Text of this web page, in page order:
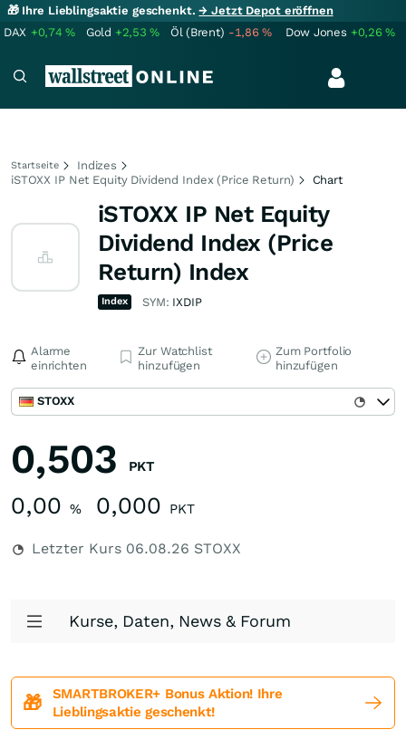
🎁 Ihre Lieblingsaktie geschenkt.→ Jetzt Depot eröffnen
DAX +0,74% Gold +2,53% Öl (Brent) -1,86% Dow Jones +0,26%
Startseite
Indizes
iSTOXX IP Net Equity Dividend Index (Price Return)
Chart
iSTOXX IP Net Equity
Dividend Index (Price
Return) Index
Index SYM: IXDIP
Alarme
einrichten
Zur Watchlist
hinzufügen
Zum Portfolio
hinzufügen
STOXX
0,503 PKT
0,00 % 0,000 PKT
Letzter Kurs 06.08.26 STOXX
Kurse, Daten, News & Forum
🎁
SMARTBROKER+ Bonus Aktion! Ihre
Lieblingsaktie geschenkt!